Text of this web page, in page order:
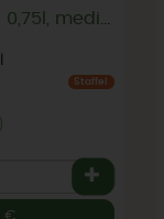
Staffel
€